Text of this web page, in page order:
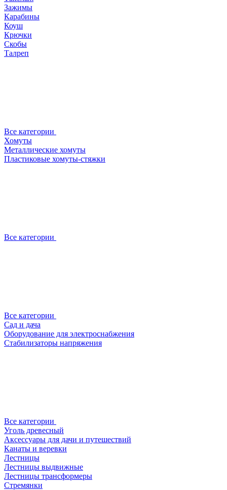
Зажимы
Карабины
Коуш
Крючки
Скобы
Талреп
Все категории
Хомуты
Металлические хомуты
Пластиковые хомуты-стяжки
Все категории
Все категории
Сад и дача
Оборудование для электроснабжения
Стабилизаторы напряжения
Все категории
Уголь древесный
Аксессуары для дачи и путешествий
Канаты и веревки
Лестницы
Лестницы выдвижные
Лестницы трансформеры
Стремянки